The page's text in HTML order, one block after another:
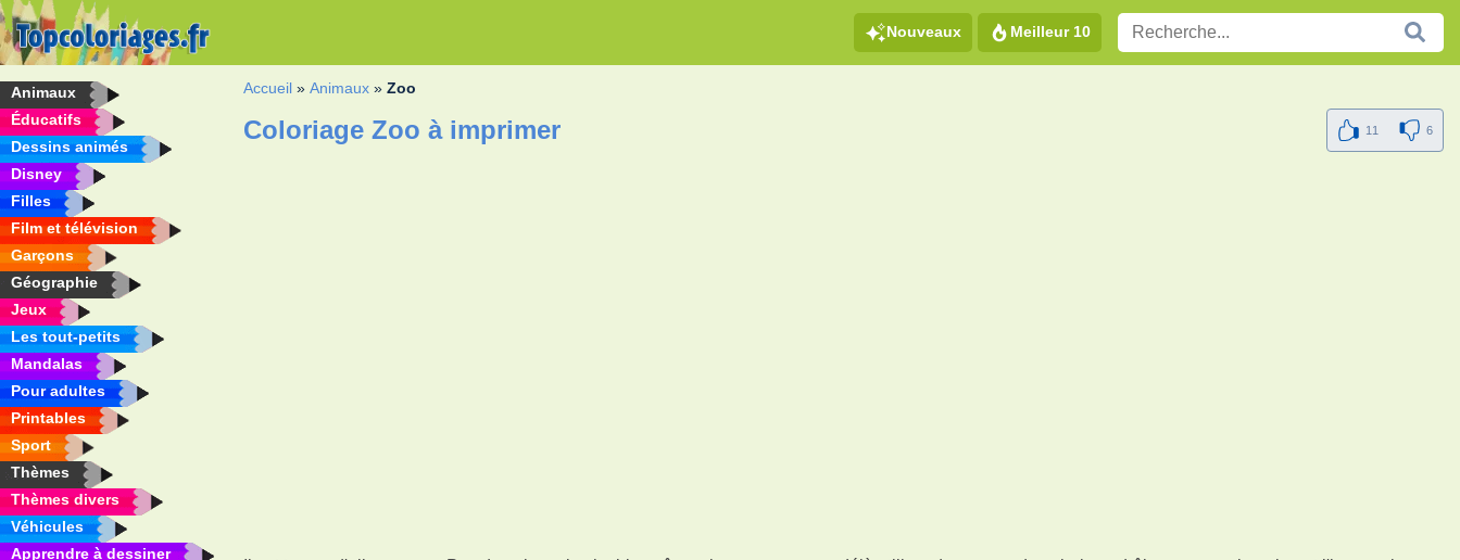
Nouveaux Meilleur 10
Animaux
Éducatifs
Dessins animés
Disney
Filles
Film et télévision
Garçons
Géographie
Jeux
Les tout-petits
Mandalas
Pour adultes
Printables
Sport
Thèmes
Thèmes divers
Véhicules
Apprendre à dessiner
Accueil »Animaux »Zoo
Coloriage Zoo à imprimer 11 6